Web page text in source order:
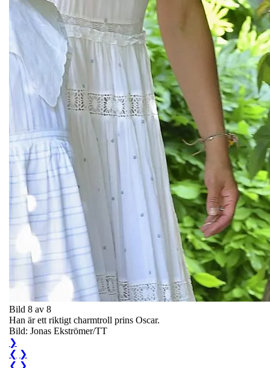
Bild 8 av 8
Han är ett riktigt charmtroll prins Oscar.
Bild: Jonas Ekströmer/TT
❯
❮ ❯
❮ ❯